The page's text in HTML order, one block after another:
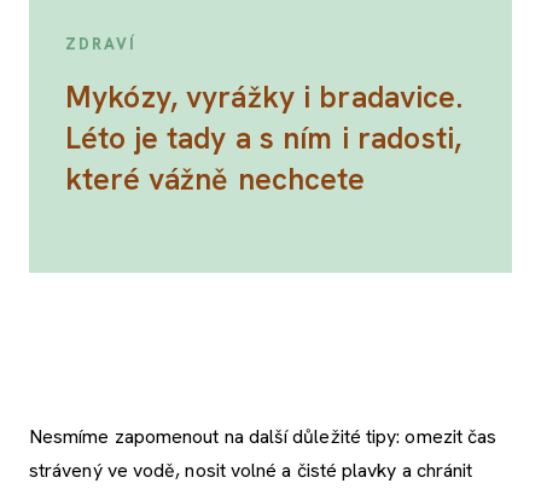
ZDRAVÍ
Mykózy, vyrážky i bradavice.
Léto je tady a s ním i radosti,
které vážně nechcete
Nesmíme zapomenout na další důležité tipy: omezit čas
strávený ve vodě, nosit volné a čisté plavky a chránit